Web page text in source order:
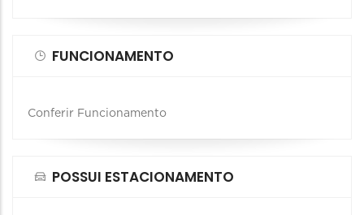
FUNCIONAMENTO
Conferir Funcionamento
POSSUI ESTACIONAMENTO